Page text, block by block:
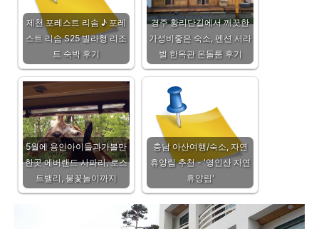
제천 포레스트 리솜 ♪ 포레
스트 리솜 S25 빌라형 리조
트 숙박 후기
경주 황리단길에서 깨끗한
가성비좋은 숙소, 펜션 서라
벌 한옥관 온돌룸 후기
5월에 용인아이들과가볼만
한곳 에버랜드 사파리, 로스
트밸리, 불꽃놀이까지
충남 아산여행/숙소, 자연
휴양림 추천 - '영인산 자연
휴양림'